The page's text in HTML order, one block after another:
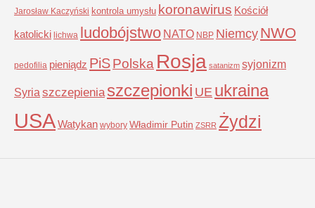
Jarosław Kaczyński kontrola umysłu koronawirus Kościół
katolicki lichwa ludobójstwo NATO NBP NiemcyNWO
pedofilia pieniądz PiSPolska Rosja satanizm syjonizm
Syria szczepienia szczepionki UE ukraina
USAWatykan wybory Władimir Putin ZSRR Żydzi